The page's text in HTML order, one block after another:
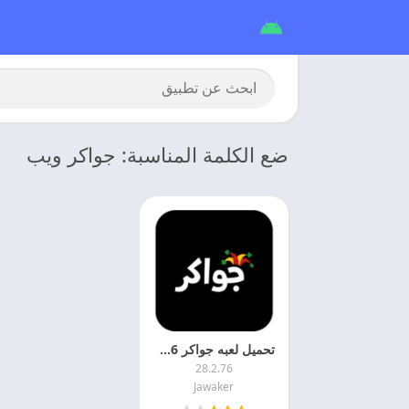
ضع الكلمة المناسبة: جواكر ويب
تحميل لعبه جواكر 2026 Jawaker مهكره اخر اصدار
28.2.76
Jawaker